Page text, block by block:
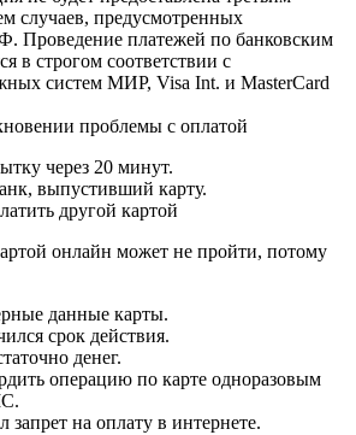
случаев, предусмотренных
Проведение платежей по банковским
в строгом соответствии с
систем МИР, Visa Int. и MasterCard
проблемы с оплатой
через 20 минут.
выпустивший карту.
другой картой
онлайн может не пройти, потому
данные карты.
срок действия.
денег.
операцию по карте одноразовым
запрет на оплату в интернете.